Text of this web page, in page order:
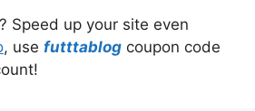
Speed up your site even
, use futttablog coupon code